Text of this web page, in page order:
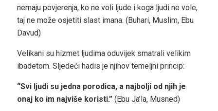
nemaju povjerenja, ko ne voli ljude i koga ljudi ne vole,
taj ne može osjetiti slast imana. (Buhari, Muslim, Ebu
Davud)
Velikani su hizmet ljudima oduvijek smatrali velikim
ibadetom. Sljedeći hadis je njihov temeljni princip:
“Svi ljudi su jedna porodica, a najbolji od njih je
onaj ko im najviše koristi.” (Ebu Ja’la, Musned)